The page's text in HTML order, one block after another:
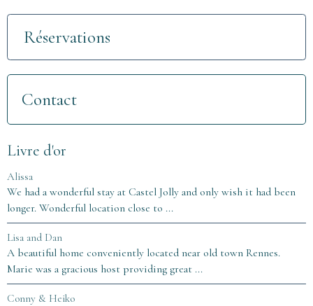
Réservations
Contact
Livre d'or
Alissa
We had a wonderful stay at Castel Jolly and only wish it had been
longer. Wonderful location close to ...
Lisa and Dan
A beautiful home conveniently located near old town Rennes.
Marie was a gracious host providing great ...
Conny & Heiko